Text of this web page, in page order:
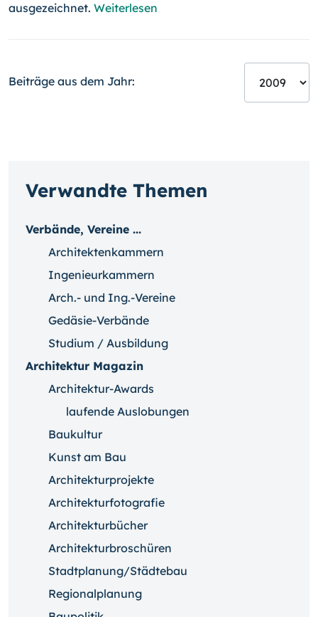
ausgezeichnet. Weiterlesen
Beiträge aus dem Jahr:
Verwandte Themen
Verbände, Vereine ...
Architektenkammern
Ingenieurkammern
Arch.- und Ing.-Vereine
Gedäsie-Verbände
Studium / Ausbildung
Architektur Magazin
Architektur-Awards
laufende Auslobungen
Baukultur
Kunst am Bau
Architekturprojekte
Architekturfotografie
Architekturbücher
Architekturbroschüren
Stadtplanung/Städtebau
Regionalplanung